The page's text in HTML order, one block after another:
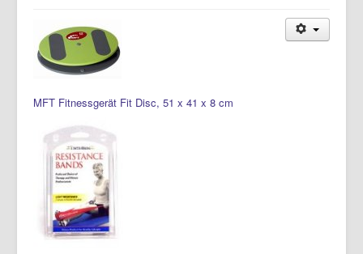
MFT Fitnessgerät Fit Disc, 51 x 41 x 8 cm